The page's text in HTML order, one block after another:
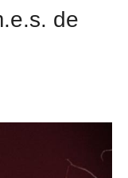
de